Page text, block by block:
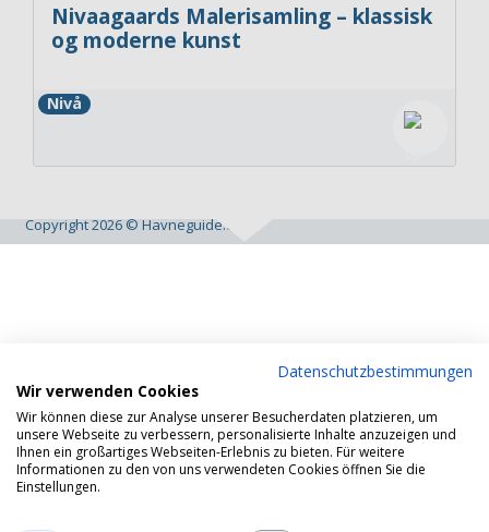
Nivaagaards Malerisamling – klassisk
og moderne kunst
Nivå
Copyright 2026 © Havneguide.dk
Datenschutzbestimmungen
Wir verwenden Cookies
Wir können diese zur Analyse unserer Besucherdaten platzieren, um
unsere Webseite zu verbessern, personalisierte Inhalte anzuzeigen und
Ihnen ein großartiges Webseiten-Erlebnis zu bieten. Für weitere
Informationen zu den von uns verwendeten Cookies öffnen Sie die
Einstellungen.